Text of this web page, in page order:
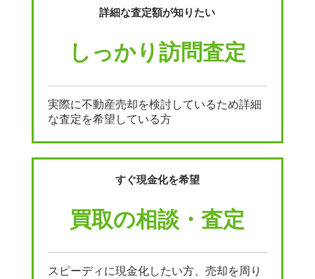
詳細な査定額が知りたい
しっかり訪問査定
実際に不動産売却を検討しているため詳細
な査定を希望している方
すぐ現金化を希望
買取の相談・査定
スピーディに現金化したい方、売却を周り